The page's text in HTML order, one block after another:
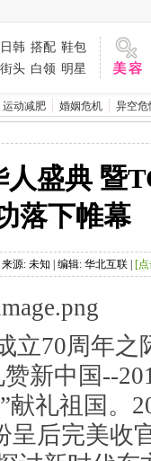
源: 未知 | 编辑: 华北互联 |
立70周年之